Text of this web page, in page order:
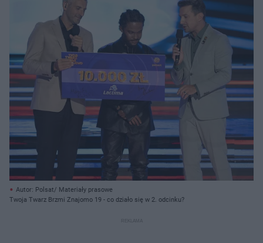
Autor: Polsat/ Materiały prasowe
Twoja Twarz Brzmi Znajomo 19 - co działo się w 2. odcinku?